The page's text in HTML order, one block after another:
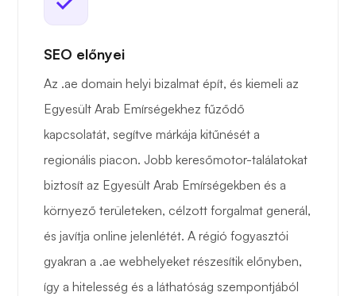
SEO előnyei
Az .ae domain helyi bizalmat épít, és kiemeli az
Egyesült Arab Emírségekhez fűződő
kapcsolatát, segítve márkája kitűnését a
regionális piacon. Jobb keresőmotor-találatokat
biztosít az Egyesült Arab Emírségekben és a
környező területeken, célzott forgalmat generál,
és javítja online jelenlétét. A régió fogyasztói
gyakran a .ae webhelyeket részesítik előnyben,
így a hitelesség és a láthatóság szempontjából